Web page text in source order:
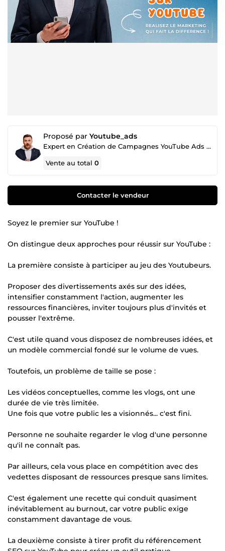
Proposé par Youtube_ads
Expert en Création de Campagnes YouTube Ads pour Booster Vos Vues et Accroître Votre Audience
Vente au total0
Contacter le vendeur
Soyez le premier sur YouTube !
On distingue deux approches pour réussir sur YouTube :
La première consiste à participer au jeu des Youtubeurs.
Proposer des divertissements axés sur des idées,
intensifier constamment l'action, augmenter les
ressources financières, inviter toujours plus d'invités et
pousser l'extrême.
C'est utile quand vous disposez de nombreuses idées, et
un modèle commercial fondé sur le volume de vues.
Toutefois, un problème de taille se pose :
Les vidéos conceptuelles, comme les vlogs, ont une
durée de vie très limitée.
Une fois que votre public les a visionnés... c'est fini.
Personne ne souhaite regarder le vlog d'une personne
qu'il ne connaît pas.
Par ailleurs, cela vous place en compétition avec des
vedettes disposant de ressources presque sans limites.
C'est également une recette qui conduit quasiment
inévitablement au burnout, car votre public exige
constamment davantage de vous.
La deuxième consiste à tirer profit du référencement